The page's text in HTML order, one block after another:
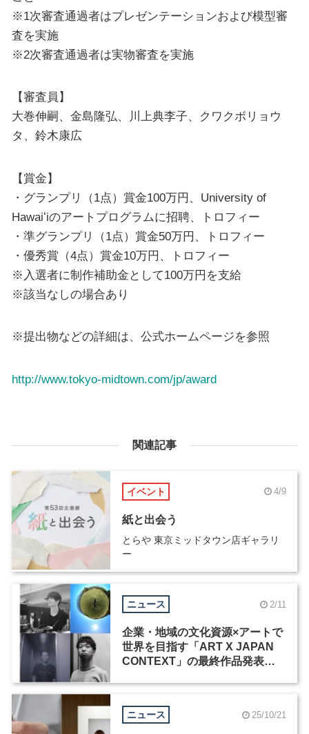
※1次審査通過者はプレゼンテーションおよび模型審
査を実施
※2次審査通過者は実物審査を実施
【審査員】
大巻伸嗣、金島隆弘、川上典李子、クワクボリョウ
タ、鈴木康広
【賞金】
・グランプリ（1点）賞金100万円、University of
Hawaiʻiのアートプログラムに招聘、トロフィー
・準グランプリ（1点）賞金50万円、トロフィー
・優秀賞（4点）賞金10万円、トロフィー
※入選者に制作補助金として100万円を支給
※該当なしの場合あり
※提出物などの詳細は、公式ホームページを参照
http://www.tokyo-midtown.com/jp/award
関連記事
イベント 4/9
紙と出会う
とらや 東京ミッドタウン店ギャラリ
ー
ニュース 2/11
企業・地域の文化資源×アートで
世界を目指す「ART X JAPAN
CONTEXT」の最終作品発表・
ニュース 25/10/21